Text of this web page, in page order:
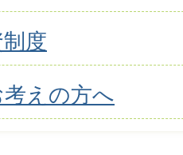
度
えの方へ